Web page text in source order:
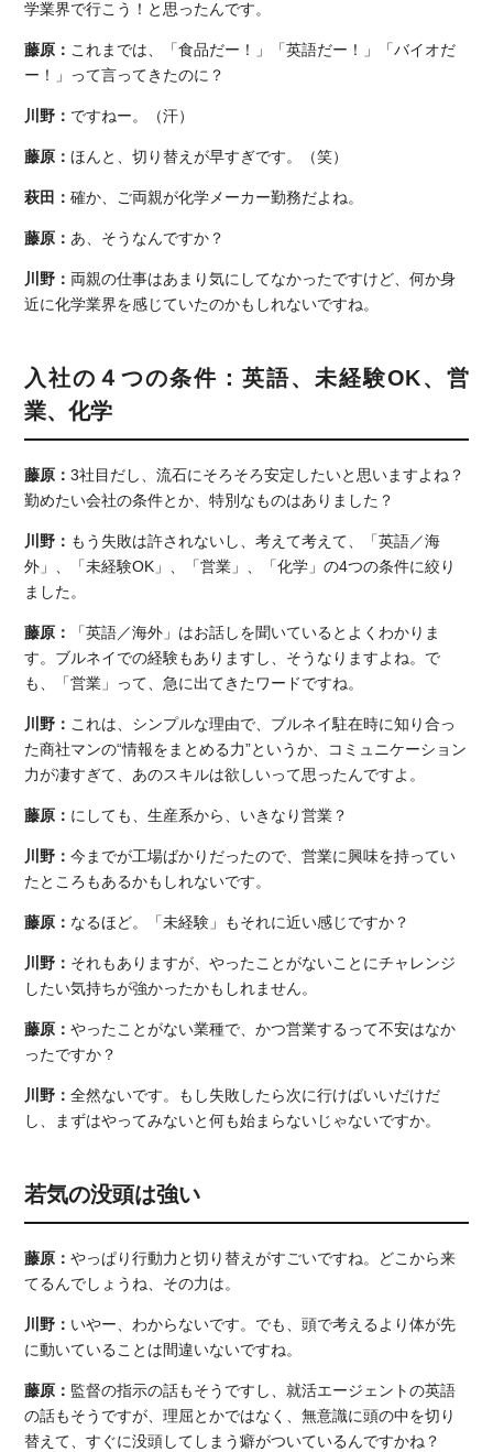
学業界で行こう！と思ったんです。
藤原： これまでは、「食品だー！」「英語だー！」「バイオだ
ー！」って言ってきたのに？
川野： ですねー。（汗）
藤原：ほんと、切り替えが早すぎです。（笑）
萩田：確か、ご両親が化学メーカー勤務だよね。
藤原：あ、そうなんですか？
川野： 両親の仕事はあまり気にしてなかったですけど、何か身
近に化学業界を感じていたのかもしれないですね。
入社の４つの条件：英語、未経験OK、営
業、化学
藤原：3社目だし、流石にそろそろ安定したいと思いますよね？
勤めたい会社の条件とか、特別なものはありました？
川野： もう失敗は許されないし、考えて考えて、「英語／海
外」、「未経験OK」、「営業」、「化学」の4つの条件に絞り
ました。
藤原：
「英語／海外」はお話しを聞いているとよくわかりま
す。ブルネイでの経験もありますし、そうなりますよね。で
も、「営業」って、急に出てきたワードですね。
川野： これは、シンプルな理由で、ブルネイ駐在時に知り合っ
た商社マンの“情報をまとめる力”というか、コミュニケーション
力が凄すぎて、あのスキルは欲しいって思ったんですよ。
藤原： にしても、生産系から、いきなり営業？
川野：今までが工場ばかりだったので、営業に興味を持ってい
たところもあるかもしれないです。
藤原： なるほど。「未経験」もそれに近い感じですか？
川野： それもありますが、やったことがないことにチャレンジ
したい気持ちが強かったかもしれません。
藤原：やったことがない業種で、かつ営業するって不安はなか
ったですか？
川野：全然ないです。もし失敗したら次に行けばいいだけだ
し、まずはやってみないと何も始まらないじゃないですか。
若気の没頭は強い
藤原：やっぱり行動力と切り替えがすごいですね。どこから来
てるんでしょうね、その力は。
川野： いやー、わからないです。でも、頭で考えるより体が先
に動いていることは間違いないですね。
藤原： 監督の指示の話もそうですし、就活エージェントの英語
の話もそうですが、理屈とかではなく、無意識に頭の中を切り
替えて、すぐに没頭してしまう癖がついているんですかね？